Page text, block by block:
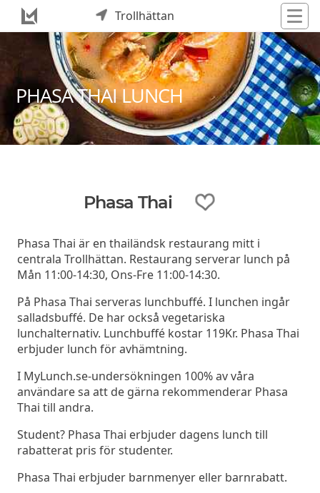
Trollhättan
PHASA THAI LUNCH
Phasa Thai
Phasa Thai är en thailändsk restaurang mitt i
centrala Trollhättan. Restaurang serverar lunch på
Mån 11:00-14:30, Ons-Fre 11:00-14:30.
På Phasa Thai serveras lunchbuffé. I lunchen ingår
salladsbuffé. De har också vegetariska
lunchalternativ. Lunchbuffé kostar 119Kr. Phasa Thai
erbjuder lunch för avhämtning.
I MyLunch.se-undersökningen 100% av våra
användare sa att de gärna rekommenderar Phasa
Thai till andra.
Student? Phasa Thai erbjuder dagens lunch till
rabatterat pris för studenter.
Phasa Thai erbjuder barnmenyer eller barnrabatt.